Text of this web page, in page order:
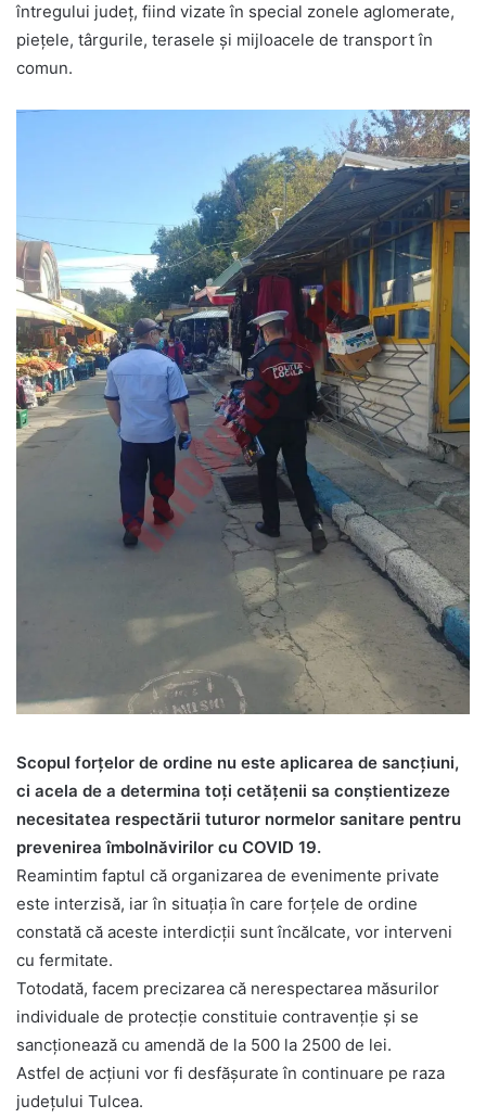
întregului județ, fiind vizate în special zonele aglomerate,
piețele, târgurile, terasele și mijloacele de transport în
comun.
Scopul forțelor de ordine nu este aplicarea de sancțiuni,
ci acela de a determina toți cetățenii sa conștientizeze
necesitatea respectării tuturor normelor sanitare pentru
prevenirea îmbolnăvirilor cu COVID 19.
Reamintim faptul că organizarea de evenimente private
este interzisă, iar în situația în care forțele de ordine
constată că aceste interdicții sunt încălcate, vor interveni
cu fermitate.
Totodată, facem precizarea că nerespectarea măsurilor
individuale de protecție constituie contravenție și se
sancționează cu amendă de la 500 la 2500 de lei.
Astfel de acțiuni vor fi desfășurate în continuare pe raza
județului Tulcea.